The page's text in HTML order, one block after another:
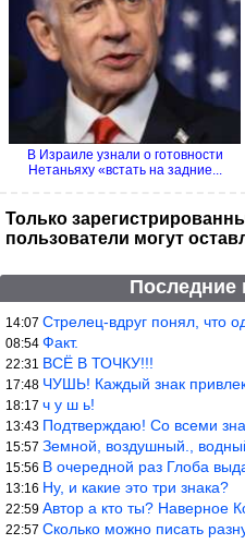
В Израиле узнали о готовности
Нетаньяху «встать на задние...
Только
пользователи могут
Последние
14:07 Стрелец-вдруг понял, что
08:54 Факт.
22:31 ВСЁ В ТОЧКУ!!!
17:48 ЧУШЬ! Каждый знак
18:17 ч у ш ь!
13:43 Подтверждаю! Со всеми
15:57 Земной, воздушный.,
15:56 В очередной раз Глоба выдает
13:16 Ну, и какие это три знака?
22:59 Автор а кто ты? Наверное
22:57 Сколько можно писать